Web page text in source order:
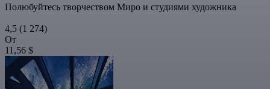
Полюбуйтесь творчеством Миро и студиями художника
4,5 (1 274)
От
11,56 $